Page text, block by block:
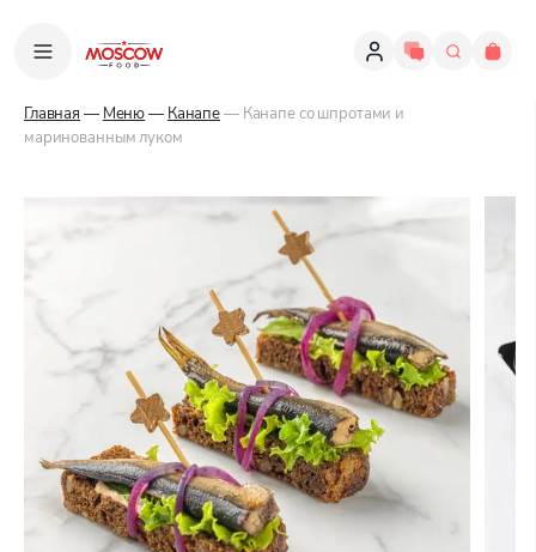
Главная — Меню— Канапе— Канапе со шпротами и
маринованным луком